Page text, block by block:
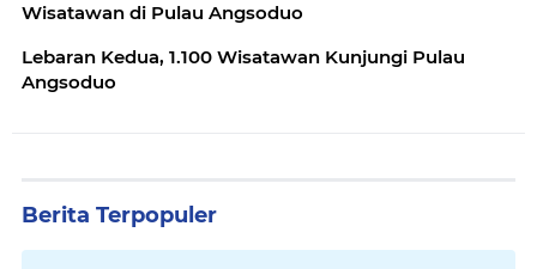
Wisatawan di Pulau Angsoduo
Lebaran Kedua, 1.100 Wisatawan Kunjungi Pulau
Angsoduo
Berita Terpopuler